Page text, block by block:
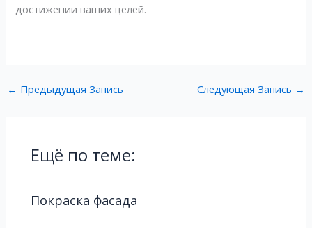
достижении ваших целей.
← Предыдущая Запись Следующая Запись →
Ещё по теме:
Покраска фасада